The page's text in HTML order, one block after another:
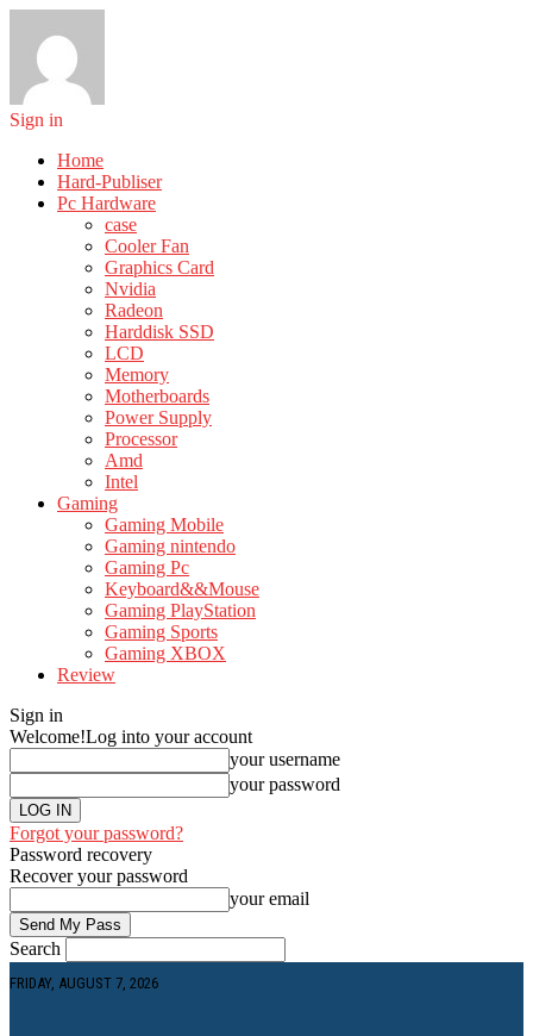
Sign in
Home
Hard-Publiser
Pc Hardware
case
Cooler Fan
Graphics Card
Nvidia
Radeon
Harddisk SSD
LCD
Memory
Motherboards
Power Supply
Processor
Amd
Intel
Gaming
Gaming Mobile
Gaming nintendo
Gaming Pc
Keyboard&&Mouse
Gaming PlayStation
Gaming Sports
Gaming XBOX
Review
Sign in
Welcome!Log into your account
your username
your password
Forgot your password?
Password recovery
Recover your password
your email
Search
FRIDAY, AUGUST 7, 2026